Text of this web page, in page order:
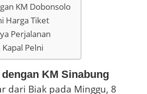
KM Dobonsolo
Harga Tiket
Perjalanan
Pelni
KM Sinabung
dari Biak pada Minggu, 8